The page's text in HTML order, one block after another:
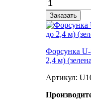
Заказать
Форсунка
2,4 м)
Артикул: